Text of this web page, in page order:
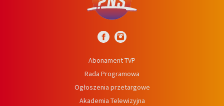
Abonament TVP
Rada Programowa
Ogłoszenia przetargowe
Akademia Telewizyjna